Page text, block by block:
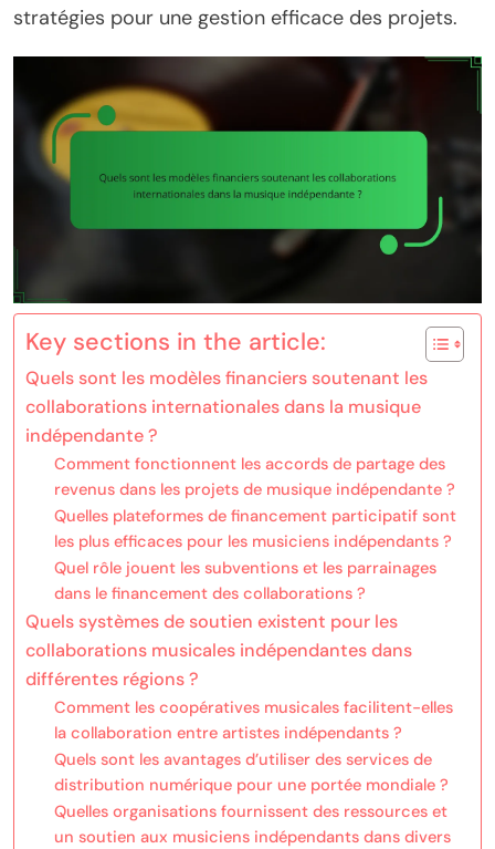
stratégies pour une gestion efficace des projets.
Key sections in the article:
Quels sont les modèles financiers soutenant les
collaborations internationales dans la musique
indépendante ?
Comment fonctionnent les accords de partage des
revenus dans les projets de musique indépendante ?
Quelles plateformes de financement participatif sont
les plus efficaces pour les musiciens indépendants ?
Quel rôle jouent les subventions et les parrainages
dans le financement des collaborations ?
Quels systèmes de soutien existent pour les
collaborations musicales indépendantes dans
différentes régions ?
Comment les coopératives musicales facilitent-elles
la collaboration entre artistes indépendants ?
Quels sont les avantages d’utiliser des services de
distribution numérique pour une portée mondiale ?
Quelles organisations fournissent des ressources et
un soutien aux musiciens indépendants dans divers